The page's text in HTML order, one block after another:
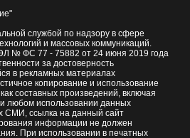
службой по надзору в сфере
и массовых коммуникаций.
№ ФС 77 - 75882 от 24 июня 2019 года
за достоверность
в рекламных материалах
копирование и использование
составных произведений, включая
любом использовании данных
СМИ, ссылка на данный сайт
информации не должен
При использовании в печатных